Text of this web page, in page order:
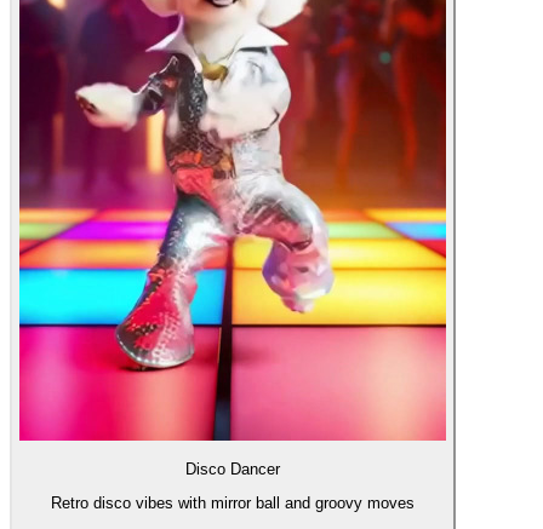
Disco Dancer
Retro disco vibes with mirror ball and groovy moves